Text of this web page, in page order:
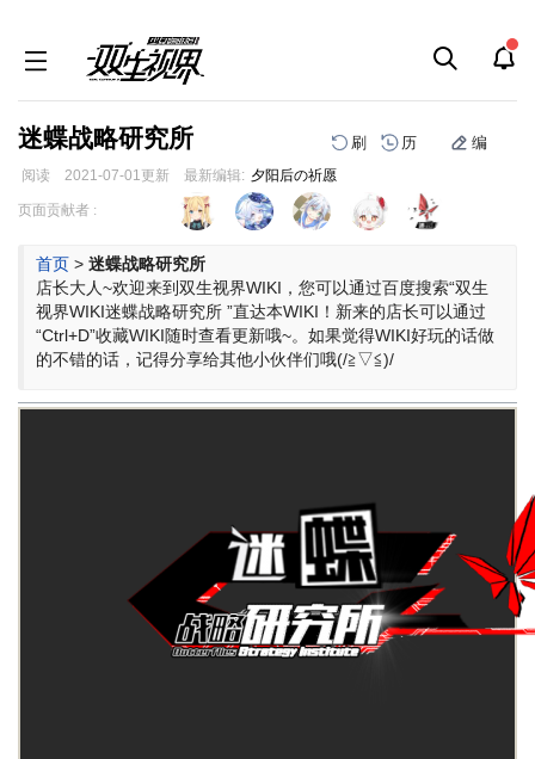
迷蝶战略研究所 刷 历 编
阅读 2021-07-01更新 最新编辑: 夕阳后の祈愿
跳
跳
页面贡献者 :
首页 > 迷蝶战略研究所
店长大人~欢迎来到双生视界WIKI，您可以通过百度搜索“双生
视界WIKI迷蝶战略研究所 ”直达本WIKI！新来的店长可以通过
“Ctrl+D”收藏WIKI随时查看更新哦~。如果觉得WIKI好玩的话做
的不错的话，记得分享给其他小伙伴们哦(/≧▽≦)/